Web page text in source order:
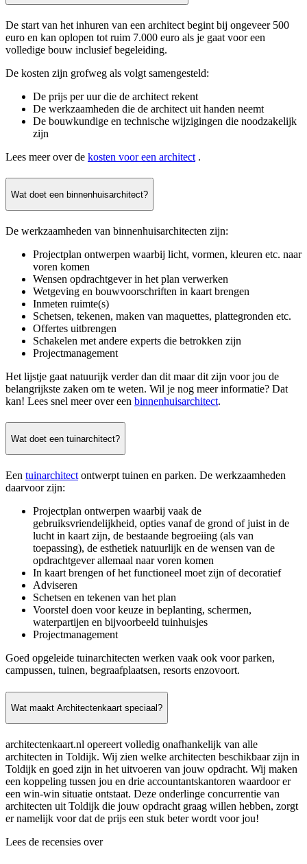
De start van het inhuren van een architect begint bij ongeveer 500
euro en kan oplopen tot ruim 7.000 euro als je gaat voor een
volledige bouw inclusief begeleiding.
De kosten zijn grofweg als volgt samengesteld:
De prijs per uur die de architect rekent
De werkzaamheden die de architect uit handen neemt
De bouwkundige en technische wijzigingen die noodzakelijk
zijn
Lees meer over de kosten voor een architect .
Wat doet een binnenhuisarchitect?
De werkzaamheden van binnenhuisarchitecten zijn:
Projectplan ontwerpen waarbij licht, vormen, kleuren etc. naar
voren komen
Wensen opdrachtgever in het plan verwerken
Wetgeving en bouwvoorschriften in kaart brengen
Inmeten ruimte(s)
Schetsen, tekenen, maken van maquettes, plattegronden etc.
Offertes uitbrengen
Schakelen met andere experts die betrokken zijn
Projectmanagement
Het lijstje gaat natuurijk verder dan dit maar dit zijn voor jou de
belangrijkste zaken om te weten. Wil je nog meer informatie? Dat
kan! Lees snel meer over een binnenhuisarchitect.
Wat doet een tuinarchitect?
Een tuinarchitect ontwerpt tuinen en parken. De werkzaamheden
daarvoor zijn:
Projectplan ontwerpen waarbij vaak de
gebruiksvriendelijkheid, opties vanaf de grond of juist in de
lucht in kaart zijn, de bestaande begroeiing (als van
toepassing), de esthetiek natuurlijk en de wensen van de
opdrachtgever allemaal naar voren komen
In kaart brengen of het functioneel moet zijn of decoratief
Adviseren
Schetsen en tekenen van het plan
Voorstel doen voor keuze in beplanting, schermen,
waterpartijen en bijvoorbeeld tuinhuisjes
Projectmanagement
Goed opgeleide tuinarchitecten werken vaak ook voor parken,
campussen, tuinen, begraafplaatsen, resorts enzovoort.
Wat maakt Architectenkaart speciaal?
architectenkaart.nl opereert volledig onafhankelijk van alle
architecten in Toldijk. Wij zien welke architecten beschikbaar zijn in
Toldijk en goed zijn in het uitvoeren van jouw opdracht. Wij maken
een koppeling tussen jou en drie accountantskantoren waardoor er
een win-win situatie ontstaat. Deze onderlinge concurrentie van
architecten uit Toldijk die jouw opdracht graag willen hebben, zorgt
er namelijk voor dat de prijs een stuk beter wordt voor jou!
Lees de recensies over